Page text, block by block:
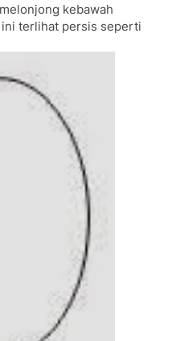
kebawah
ini terlihat persis seperti